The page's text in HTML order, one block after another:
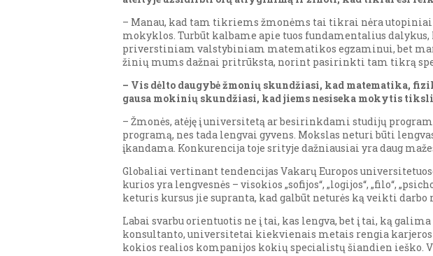
– Manau, kad tam tikriems žmonėms tai tikrai nėra
mokyklos. Turbūt kalbame apie tuos fundamentalius
priverstiniam valstybiniam matematikos egzaminui, bet
žinių mums dažnai pritrūksta, norint pasirinkti tam tikrą
– Vis dėlto daugybė žmonių skundžiasi, kad matematika,
gausa mokinių skundžiasi, kad jiems nesiseka mokytis
– Žmonės, atėję į universitetą ar besirinkdami studijų
programą, nes tada lengvai gyvens. Mokslas neturi būti
įkandama. Konkurencija toje srityje dažniausiai yra daug
Globaliai vertinant tendencijas Vakarų Europos
kurios yra lengvesnės – visokios „sofijos“, „logijos“, „filo“,
keturis kursus jie supranta, kad galbūt neturės ką veikti darbo
Labai svarbu orientuotis ne į tai, kas lengva, bet į tai, ką
konsultanto, universitetai kiekvienais metais rengia
kokios realios kompanijos kokių specialistų šiandien